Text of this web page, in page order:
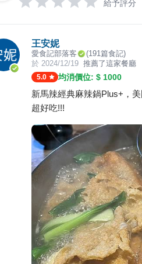
給予評分
王安妮
愛食記部落客 (191篇食記)
於 2024/12/19 推薦了這家餐廳
5.0 均消價位: $ 1000
新馬辣經典麻辣鍋Plus+，
超好吃!!!